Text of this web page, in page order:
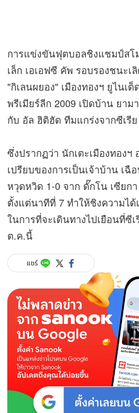
การแข่งขันฟุตบอลชิงแชมป์สโ
เล็ก เอเอฟซี คัพ รอบรองชนะเ
"กิเลนผยอง" เมืองทองฯ ยูไนเ
พรีเมียร์ลีก 2009 เปิดบ้าน ยาม
กับ อัล ฮิติฮัด ทีมแกร่งจากซีเรีย
ซึ่งปรากฏว่า นักเตะเมืองทองฯ
เปรียบของการเป็นเจ้าบ้าน เฉื
หวุดหวิด 1-0 จาก ดั๊กโน เซียก
ตั้งแต่นาทีที่ 7 ทำให้ชิงความได้
ในการที่จะเดินทางไปเยือนที่ซี
ต.ค.นี้
แชร์